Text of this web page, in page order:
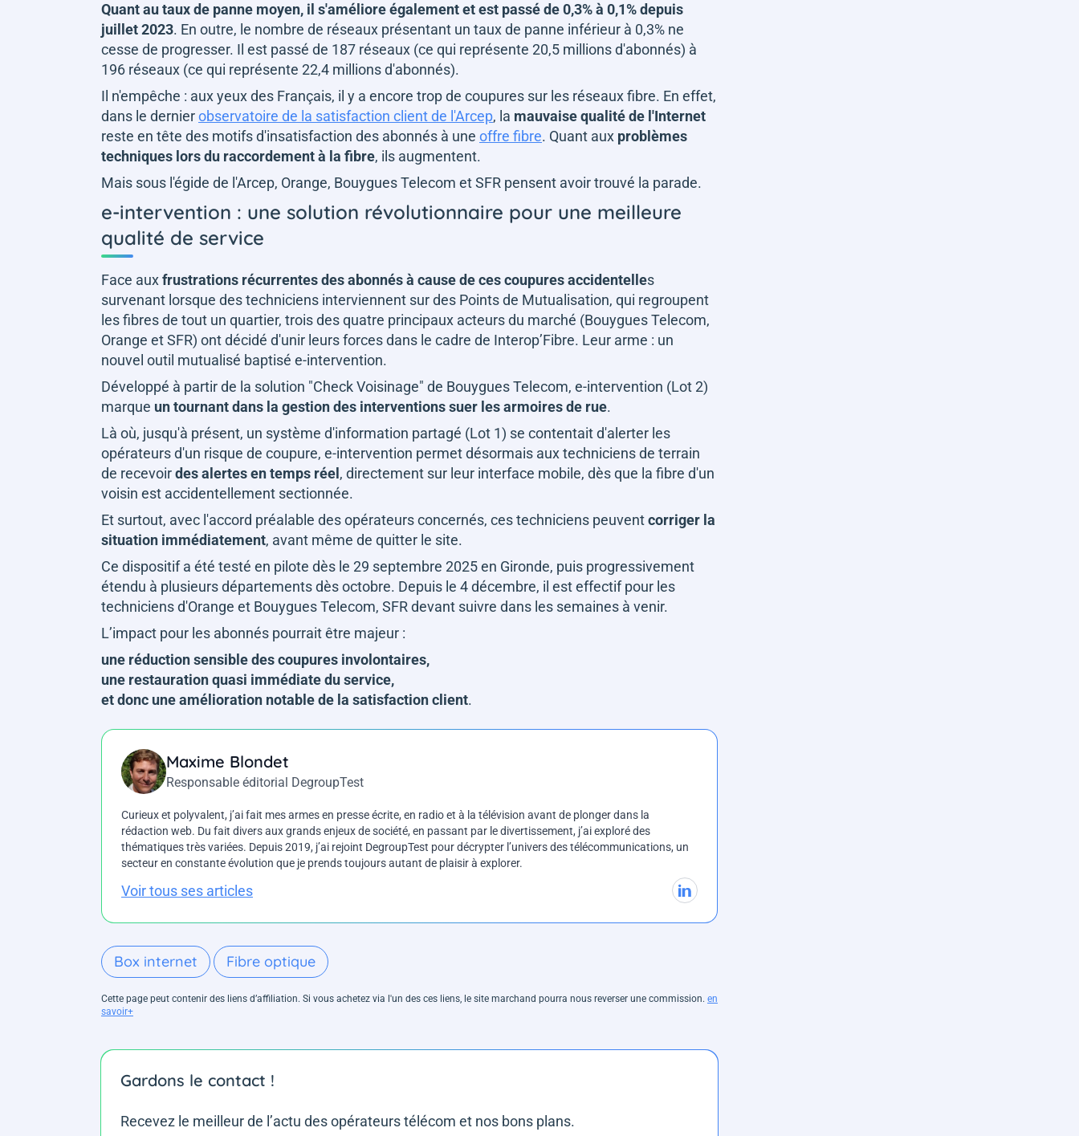
Quant au taux de panne moyen, il s'améliore également et est passé de 0,3% à 0,1% depuis
juillet 2023. En outre, le nombre de réseaux présentant un taux de panne inférieur à 0,3% ne
cesse de progresser. Il est passé de 187 réseaux (ce qui représente 20,5 millions d'abonnés) à
196 réseaux (ce qui représente 22,4 millions d'abonnés).
Il n'empêche : aux yeux des Français, il y a encore trop de coupures sur les réseaux fibre. En effet,
dans le dernierobservatoire de la satisfaction client de l'Arcep, la mauvaise qualité de l'Internet
reste en tête des motifs d'insatisfaction des abonnés à une offre fibre. Quant aux problèmes
techniques lors du raccordement à la fibre, ils augmentent.
Mais sous l'égide de l'Arcep, Orange, Bouygues Telecom et SFR pensent avoir trouvé la parade.
e-intervention : une solution révolutionnaire pour une meilleure
qualité de service
Face auxfrustrations récurrentes des abonnés à cause de ces coupures accidentelles
survenant lorsque des techniciens interviennent sur des Points de Mutualisation, qui regroupent
les fibres de tout un quartier, trois des quatre principaux acteurs du marché (Bouygues Telecom,
Orange et SFR) ont décidé d'unir leurs forces dans le cadre de Interop’Fibre. Leur arme : un
nouvel outil mutualisé baptisé e-intervention.
Développé à partir de la solution "Check Voisinage" de Bouygues Telecom, e-intervention (Lot 2)
marque un tournant dans la gestion des interventions suer les armoires de rue.
Là où, jusqu'à présent, un système d'information partagé (Lot 1) se contentait d'alerter les
opérateurs d'un risque de coupure, e-intervention permet désormais aux techniciens de terrain
de recevoirdes alertes en temps réel , directement sur leur interface mobile, dès que la fibre d'un
voisin est accidentellement sectionnée.
Et surtout, avec l'accord préalable des opérateurs concernés, ces techniciens peuventcorriger la
situation immédiatement, avant même de quitter le site.
Ce dispositif a été testé en pilote dès le 29 septembre 2025 en Gironde, puis progressivement
étendu à plusieurs départements dès octobre. Depuis le 4 décembre, il est effectif pour les
techniciens d'Orange et Bouygues Telecom, SFR devant suivre dans les semaines à venir.
L’impact pour les abonnés pourrait être majeur :
une réduction sensible des coupures involontaires,
une restauration quasi immédiate du service,
et donc une amélioration notable de la satisfaction client.
Maxime Blondet
Responsable éditorial DegroupTest
Curieux et polyvalent, j’ai fait mes armes en presse écrite, en radio et à la télévision avant de plonger dans la
rédaction web. Du fait divers aux grands enjeux de société, en passant par le divertissement, j’ai exploré des
thématiques très variées. Depuis 2019, j’ai rejoint DegroupTest pour décrypter l’univers des télécommunications, un
secteur en constante évolution que je prends toujours autant de plaisir à explorer.
Voir tous ses articles
Box internet Fibre optique
Cette page peut contenir des liens d’affiliation. Si vous achetez via l'un des ces liens, le site marchand pourra nous reverser une commission. en
savoir+
Gardons le contact !
Recevez le meilleur de l’actu des opérateurs télécom et nos bons plans.